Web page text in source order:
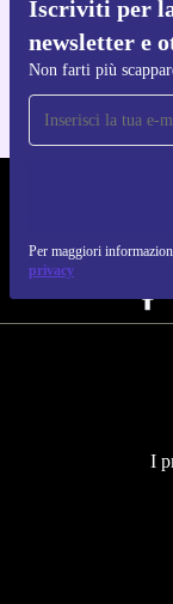
Iscriviti per
newsletter e
Non farti più
Per maggiori
privacy
I